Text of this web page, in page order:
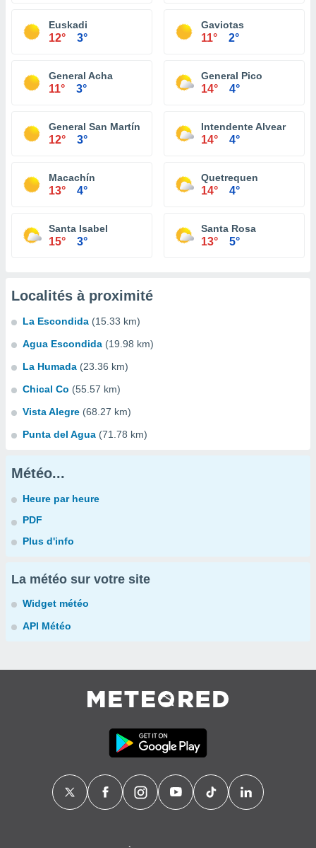
Euskadi
12° 3°
Gaviotas
11° 2°
General Acha
11° 3°
General Pico
14° 4°
General San Martín
12° 3°
Intendente Alvear
14° 4°
Macachín
13° 4°
Quetrequen
14° 4°
Santa Isabel
15° 3°
Santa Rosa
13° 5°
Localités à proximité
La Escondida (15.33 km)
Agua Escondida (19.98 km)
La Humada (23.36 km)
Chical Co (55.57 km)
Vista Alegre (68.27 km)
Punta del Agua (71.78 km)
Météo...
Heure par heure
PDF
Plus d'info
La météo sur votre site
Widget météo
API Météo